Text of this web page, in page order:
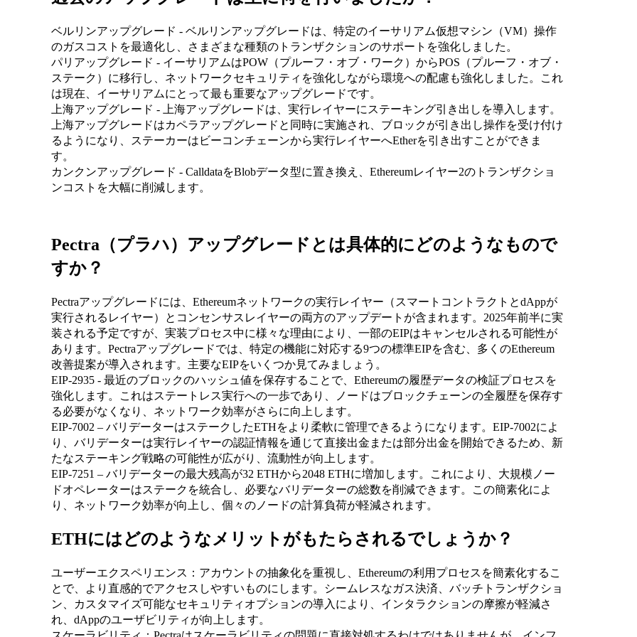
ベルリンアップグレード - ベルリンアップグレードは、特定のイーサリアム仮想マシン（VM）操作
のガスコストを最適化し、さまざまな種類のトランザクションのサポートを強化しました。
パリアップグレード - イーサリアムはPOW（プルーフ・オブ・ワーク）からPOS（プルーフ・オブ・
ステーク）に移行し、ネットワークセキュリティを強化しながら環境への配慮も強化しました。これ
は現在、イーサリアムにとって最も重要なアップグレードです。
上海アップグレード - 上海アップグレードは、実行レイヤーにステーキング引き出しを導入します。
上海アップグレードはカペラアップグレードと同時に実施され、ブロックが引き出し操作を受け付け
るようになり、ステーカーはビーコンチェーンから実行レイヤーへEtherを引き出すことができま
す。
カンクンアップグレード - CalldataをBlobデータ型に置き換え、Ethereumレイヤー2のトランザクショ
ンコストを大幅に削減します。
Pectra（プラハ）アップグレードとは具体的にどのようなもので
すか？
Pectraアップグレードには、Ethereumネットワークの実行レイヤー（スマートコントラクトとdAppが
実行されるレイヤー）とコンセンサスレイヤーの両方のアップデートが含まれます。2025年前半に実
装される予定ですが、実装プロセス中に様々な理由により、一部のEIPはキャンセルされる可能性が
あります。Pectraアップグレードでは、特定の機能に対応する9つの標準EIPを含む、多くのEthereum
改善提案が導入されます。主要なEIPをいくつか見てみましょう。
EIP-2935 - 最近のブロックのハッシュ値を保存することで、Ethereumの履歴データの検証プロセスを
強化します。これはステートレス実行への一歩であり、ノードはブロックチェーンの全履歴を保存す
る必要がなくなり、ネットワーク効率がさらに向上します。
EIP-7002 – バリデーターはステークしたETHをより柔軟に管理できるようになります。EIP-7002によ
り、バリデーターは実行レイヤーの認証情報を通じて直接出金または部分出金を開始できるため、新
たなステーキング戦略の可能性が広がり、流動性が向上します。
EIP-7251 – バリデーターの最大残高が32 ETHから2048 ETHに増加します。これにより、大規模ノー
ドオペレーターはステークを統合し、必要なバリデーターの総数を削減できます。この簡素化によ
り、ネットワーク効率が向上し、個々のノードの計算負荷が軽減されます。
ETHにはどのようなメリットがもたらされるでしょうか？
ユーザーエクスペリエンス：アカウントの抽象化を重視し、Ethereumの利用プロセスを簡素化するこ
とで、より直感的でアクセスしやすいものにします。シームレスなガス決済、バッチトランザクショ
ン、カスタマイズ可能なセキュリティオプションの導入により、インタラクションの摩擦が軽減さ
れ、dAppのユーザビリティが向上します。